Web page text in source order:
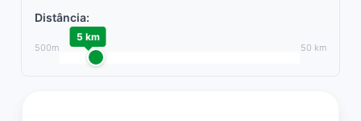
Distância:
500m
5 km
50 km